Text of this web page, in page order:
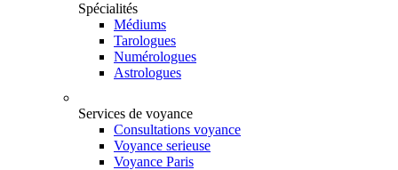
Spécialités
Médiums
Tarologues
Numérologues
Astrologues
Services de voyance
Consultations voyance
Voyance serieuse
Voyance Paris